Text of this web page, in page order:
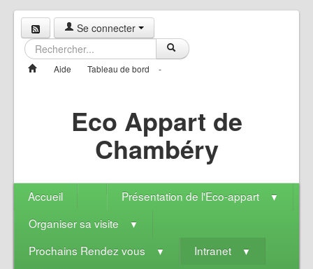
Se connecter
Aide Tableau de bord -
Eco Appart de
Chambéry
Accueil Présentation de l'Eco-appart ▼
Organiser sa visite ▼
Prochains Rendez vous ▼ Intranet ▼